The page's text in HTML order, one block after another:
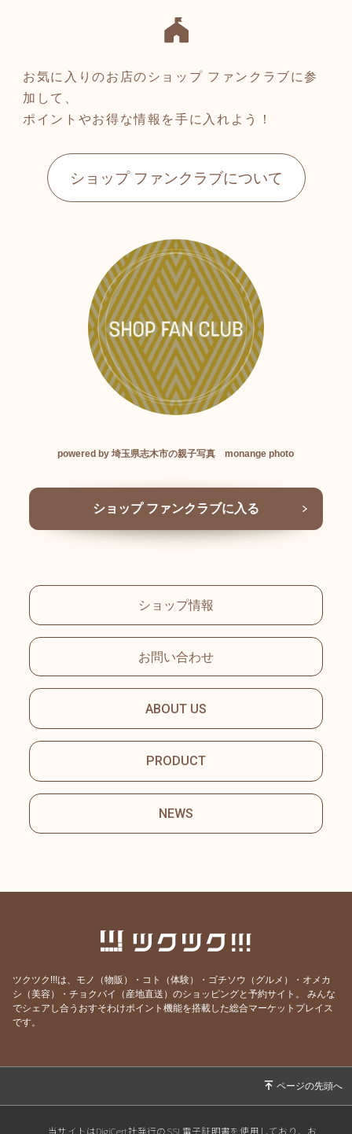
お気に入りのお店のショップ ファンクラブに参
加して、
ポイントやお得な情報を手に入れよう！
ショップ ファンクラブについて
powered by 埼玉県志木市の親子写真 monange photo
ショップ ファンクラブに入る
ショップ情報
お問い合わせ
ABOUT US
PRODUCT
NEWS
ツクツク!!!は、モノ（物販）・コト（体験）・ゴチソウ（グルメ）・オメカ
シ（美容）・チョクバイ（産地直送）のショッピングと予約サイト。
みんな
でシェアし合うおすそわけポイント機能を搭載した総合マーケットプレイス
です。
当サイトはDigiCert社発行のSSL電子証明書を使用しており、お